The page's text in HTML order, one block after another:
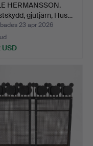
HERMANSSON.
gjutjärn, Hus…
23 apr 2026
USD